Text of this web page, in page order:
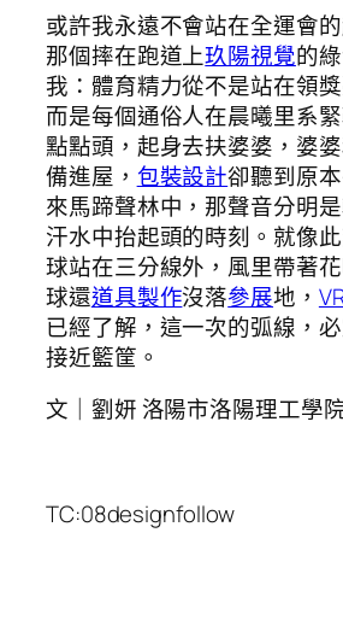
或許我永遠不會站在全運會
那個摔在跑道上玖陽視覺的
我：體育精力從不是站在領
而是每個通俗人在晨曦里系
點點頭，起身去扶婆婆，婆
備進屋， 包裝設計卻聽到原
來馬蹄聲林中，那聲音分明
汗水中抬起頭的時刻。就像
球站在三分線外，風里帶著
球還道具製作沒落參展地，
已經了解，這一次的弧線，
接近籃筐。
文｜劉妍 洛陽市洛陽理工學
TC:08designfollow